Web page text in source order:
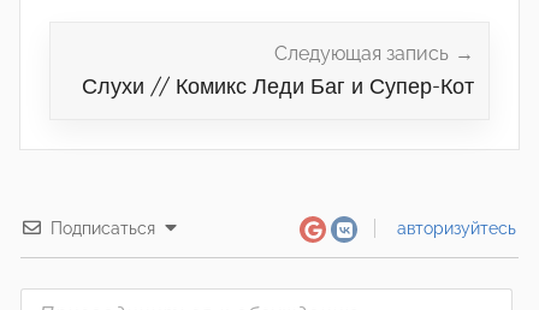
Следующая запись
Слухи // Комикс Леди Баг и Супер-Кот
Подписаться авторизуйтесь